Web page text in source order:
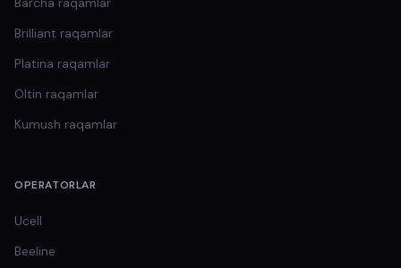
Brilliant raqamlar
Platina raqamlar
Oltin raqamlar
Kumush raqamlar
OPERATORLAR
Ucell
Beeline